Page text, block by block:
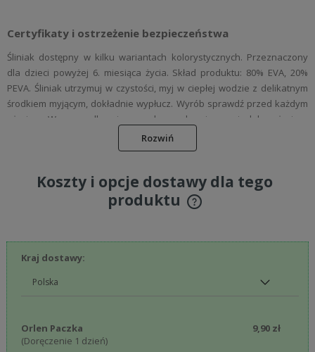
Certyfikaty i ostrzeżenie bezpieczeństwa
Śliniak dostępny w kilku wariantach kolorystycznych.​ Przeznaczony
dla dzieci powyżej 6. miesiąca życia.​ Skład produktu: 80% EVA, 20%
PEVA. Śliniak utrzymuj w czystości, myj w ciepłej wodzie z delikatnym
środkiem myjącym, dokładnie wypłucz. Wyrób sprawdź przed każdym
użyciem. W przypadku pierwszych oznak zniszczenia lub zużycia –
Uwaga! Produkt nie jest zabawką. Przechowuj go w miejscu
opakowanie z zasięgu dziecka. Zachowaj instrukcję, ponieważ
zawiera ważne informacje.
Canpol Sp. z o.o
02-884 Warszawa, Polska
Rozwiń
Koszty i opcje dostawy dla tego
produktu
Cena nie zawiera ewentualnych kosztów płatności
Kraj dostawy:
Orlen Paczka
(Doręczenie 1 dzień)
9,90 zł